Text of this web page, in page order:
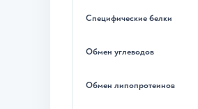
Специфические белки
Обмен углеводов
Обмен липопротеинов